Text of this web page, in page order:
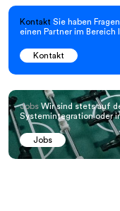
Kontakt
Kontakt Sie haben
einen Partner im Bereich
Jobs
Jobs Wir sind stets auf
Systemintegration oder